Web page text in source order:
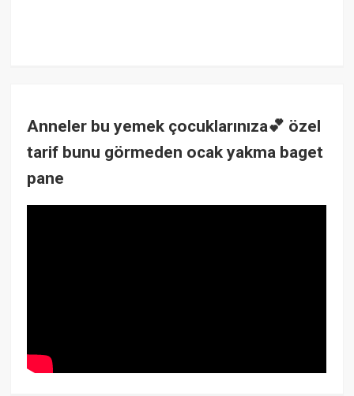
Anneler bu yemek çocuklarınıza💕 özel
tarif bunu görmeden ocak yakma baget
pane